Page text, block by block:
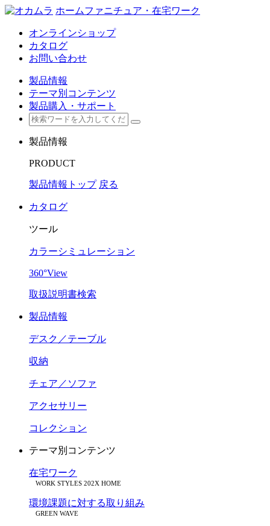
ホームファニチュア・在宅ワーク
オンラインショップ
カタログ
お問い合わせ
製品情報
テーマ別コンテンツ
製品購入・サポート
製品情報
PRODUCT
製品情報トップ 戻る
カタログ
ツール
カラーシミュレーション
360°View
取扱説明書検索
製品情報
デスク／テーブル
収納
チェア／ソファ
アクセサリー
コレクション
テーマ別コンテンツ
在宅ワーク
WORK STYLES 202X HOME
環境課題に対する取り組み
GREEN WAVE